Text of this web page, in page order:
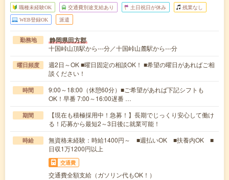
職種未経験OK 交通費別途支給あり 土日祝日が休み 残業なし
WEB登録OK 派遣
勤務地 静岡県田方郡
十国峠山頂駅から---分／十国峠山麓駅から---分
曜日頻度
週2日～OK ■曜日固定の相談OK！ ■希望の曜日があればご相
談ください！
時間
9:00～18:00（休憩60分）■ご希望があれば下記シフトも
OK！早番 7:00～16:00遅番 …
期間
【現在も積極採用中！急募！】長期でじっくり安心して働け
る！応募から最短2～3日後に就業可能！
時給
無資格未経験：時給1400円～ ■週払いOK ■扶養内OK ■
日収1万1200円以上
交通費
交通費全額支給（ガソリン代もOK！）